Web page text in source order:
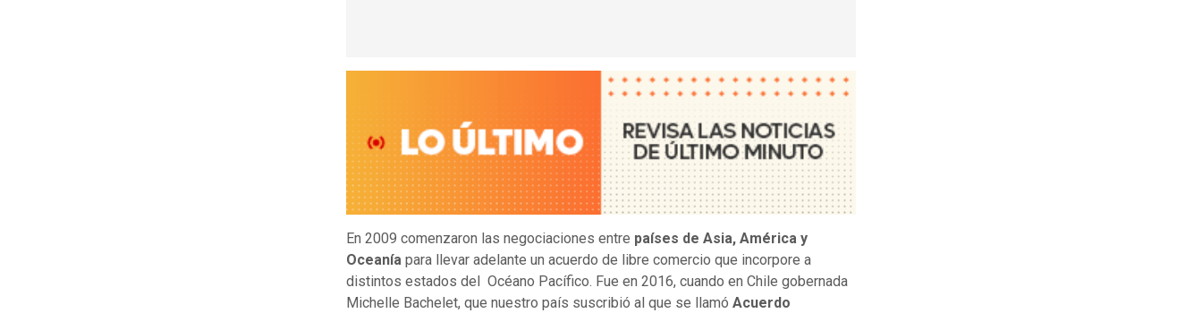
En 2009 comenzaron las negociaciones entre países de Asia, América y
Oceanía para llevar adelante un acuerdo de libre comercio que incorpore a
distintos estados del Océano Pacífico. Fue en 2016, cuando en Chile gobernada
Michelle Bachelet, que nuestro país suscribió al que se llamó Acuerdo